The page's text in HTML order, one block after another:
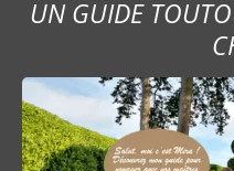
e
s
s
UN GUIDE